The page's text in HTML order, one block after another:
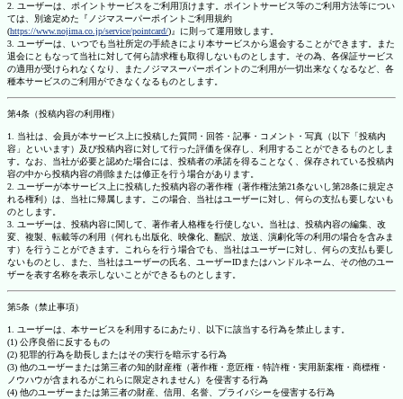
2. ユーザーは、ポイントサービスをご利用頂けます。ポイントサービス等のご利用方法等につい
ては、別途定めた『ノジマスーパーポイントご利用規約
(https://www.nojima.co.jp/service/pointcard/)』に則って運用致します。
3. ユーザーは、いつでも当社所定の手続きにより本サービスから退会することができます。また
退会にともなって当社に対して何ら請求権も取得しないものとします。その為、各保証サービス
の適用が受けられなくなり、またノジマスーパーポイントのご利用が一切出来なくなるなど、各
種本サービスのご利用ができなくなるものとします。
第4条（投稿内容の利用権）
1. 当社は、会員が本サービス上に投稿した質問・回答・記事・コメント・写真（以下「投稿内
容」といいます）及び投稿内容に対して行った評価を保存し、利用することができるものとしま
す。なお、当社が必要と認めた場合には、投稿者の承諾を得ることなく、保存されている投稿内
容の中から投稿内容の削除または修正を行う場合があります。
2. ユーザーが本サービス上に投稿した投稿内容の著作権（著作権法第21条ないし第28条に規定さ
れる権利）は、当社に帰属します。この場合、当社はユーザーに対し、何らの支払も要しないも
のとします。
3. ユーザーは、投稿内容に関して、著作者人格権を行使しない。当社は、投稿内容の編集、改
変、複製、転載等の利用（何れも出版化、映像化、翻訳、放送、演劇化等の利用の場合を含みま
す）を行うことができます。これらを行う場合でも、当社はユーザーに対し、何らの支払も要し
ないものとし、また、当社はユーザーの氏名、ユーザーIDまたはハンドルネーム、その他のユー
ザーを表す名称を表示しないことができるものとします。
第5条（禁止事項）
1. ユーザーは、本サービスを利用するにあたり、以下に該当する行為を禁止します。
(1) 公序良俗に反するもの
(2) 犯罪的行為を助長しまたはその実行を暗示する行為
(3) 他のユーザーまたは第三者の知的財産権（著作権・意匠権・特許権・実用新案権・商標権・
ノウハウが含まれるがこれらに限定されません）を侵害する行為
(4) 他のユーザーまたは第三者の財産、信用、名誉、プライバシーを侵害する行為